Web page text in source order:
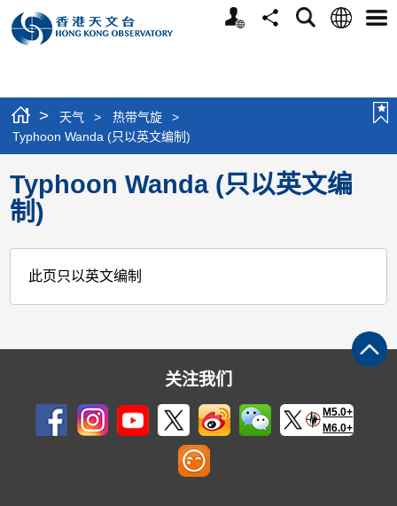
个
分
搜
语
选
> 天气 > 热带气旋
>
Typhoon Wanda (只以英文编制)
Typhoon Wanda (只以英文编
制)
此页只以英文编制
关注我们
M5.0+
M6.0+